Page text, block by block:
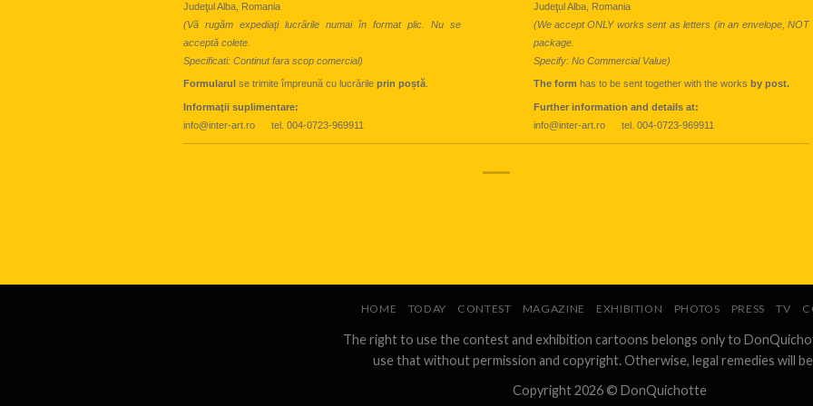
Judeţul Alba, Romania
(Vă rugăm expediaţi lucrările numai în format plic. Nu se
acceptă colete.
Specificati: Continut fara scop comercial)
Formularul se trimite împreună cu lucrările prin poștă
Informaţii suplimentare:
info@inter-art.ro tel. 004-0723-969911
Judeţul Alba, Romania
(We accept ONLY works sent as letters (in an envelope, NOT
package.
Specify: No Commercial Value)
The form has to be sent together with the works by post.
Further information and details at:
info@inter-art.ro tel. 004-0723-969911
HOME TODAY CONTEST MAGAZINE EXHIBITION PHOTOS PRESS TV
The right to use the contest and exhibition cartoons belongs only to
use that without permission and copyright. Otherwise, legal remedies will
Copyright 2026 © DonQuichotte